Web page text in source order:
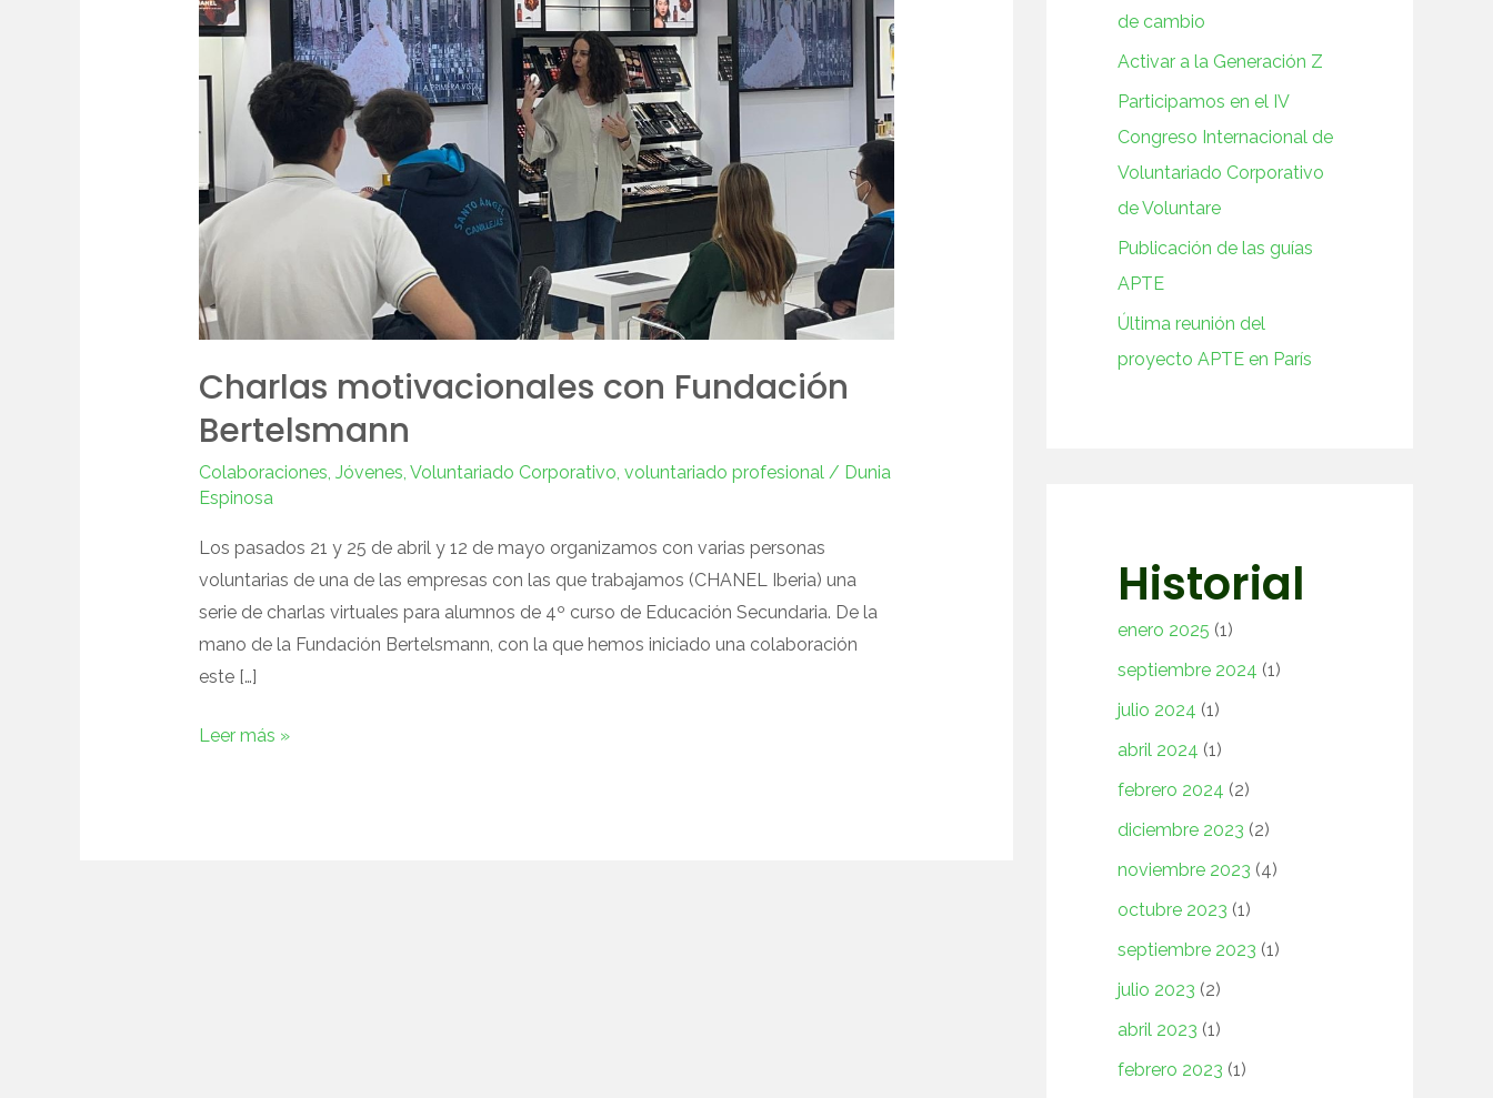
Charlas motivacionales con Fundación
Bertelsmann
Colaboraciones, Jóvenes, Voluntariado Corporativo, voluntariado profesional/ Dunia
Espinosa
Los pasados 21 y 25 de abril y 12 de mayo organizamos con varias personas
voluntarias de una de las empresas con las que trabajamos (CHANEL Iberia) una
serie de charlas virtuales para alumnos de 4º curso de Educación Secundaria. De la
mano de la Fundación Bertelsmann, con la que hemos iniciado una colaboración
este […]
motivacionales
Fundación
Bertelsmann
Leer más »
de cambio
Activar a la Generación Z
Participamos en el IV
Congreso Internacional de
Voluntariado Corporativo
de Voluntare
Publicación de las guías
APTE
Última reunión del
proyecto APTE en París
Historial
enero 2025 (1)
septiembre 2024 (1)
julio 2024 (1)
abril 2024 (1)
febrero 2024 (2)
diciembre 2023 (2)
noviembre 2023 (4)
octubre 2023 (1)
septiembre 2023 (1)
julio 2023 (2)
abril 2023 (1)
febrero 2023 (1)